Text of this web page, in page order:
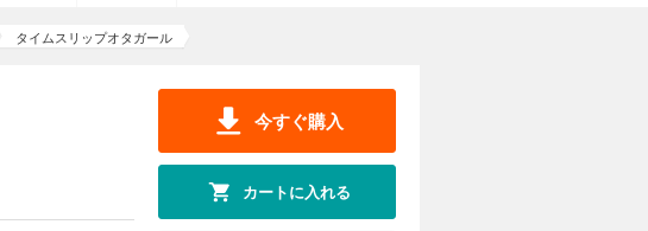
タイムスリップオタガール
今すぐ購入
カートに入れる